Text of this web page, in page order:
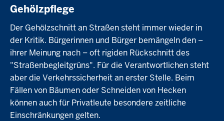
Gehölzpflege
Der Gehölzschnitt an Straßen steht immer wieder in
der Kritik. Bürgerinnen und Bürger bemängeln den –
ihrer Meinung nach – oft rigiden Rückschnitt des
"Straßenbegleitgrüns". Für die Verantwortlichen steht
aber die Verkehrssicherheit an erster Stelle. Beim
Fällen von Bäumen oder Schneiden von Hecken
können auch für Privatleute besondere zeitliche
Einschränkungen gelten.